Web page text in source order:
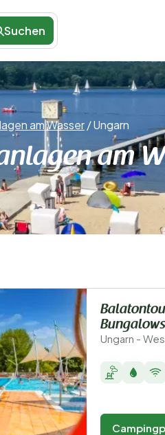
Suchen
am Wasser/Ungarn
am
Ungarn -